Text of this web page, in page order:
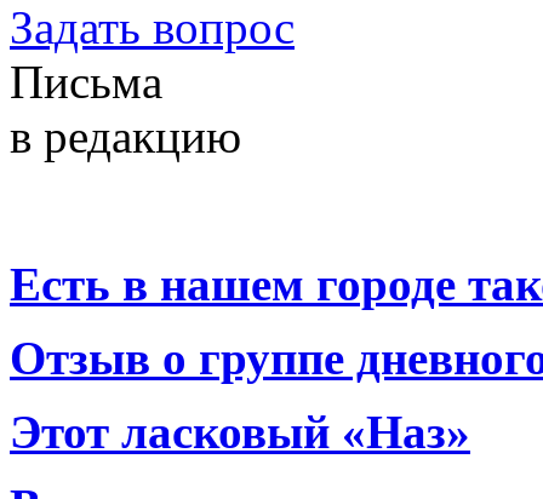
Задать вопрос
Письма
в редакцию
Есть в нашем городе
Отзыв о группе
Этот ласковый «Наз»